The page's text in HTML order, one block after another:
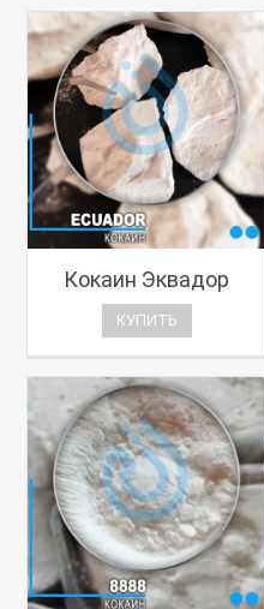
Кокаин Эквадор
КУПИТЬ